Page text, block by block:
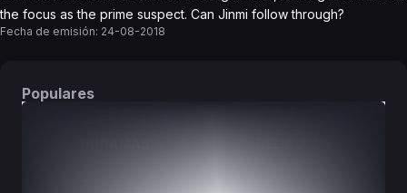
the focus as the prime suspect. Can Jinmi follow through?
Fecha de emisión: 24-08-2018
Populares